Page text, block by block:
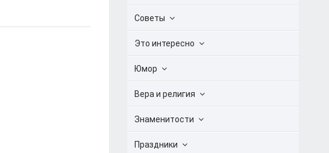
Советы
Это интересно
Юмор
Вера и религия
Знаменитости
Праздники